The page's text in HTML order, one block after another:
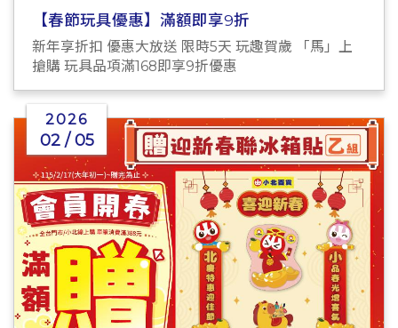
【春節玩具優惠】滿額即享9折
新年享折扣 優惠大放送 限時5天 玩趣賀歲 「馬」上
搶購 玩具品項滿168即享9折優惠
2026
02 / 05